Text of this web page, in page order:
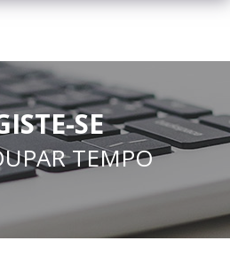
SE
TEMPO